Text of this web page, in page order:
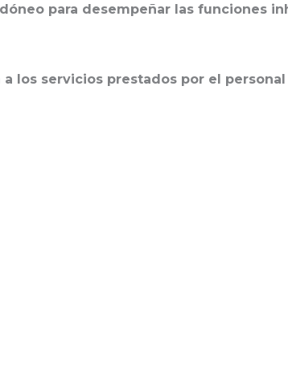
para desempeñar las funciones
los servicios prestados por el